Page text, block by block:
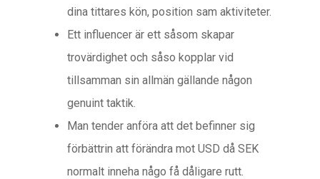
dina tittares kön, position sam aktiviteter.
Ett influencer är ett såsom skapar
trovärdighet och såso kopplar vid
tillsamman sin allmän gällande någon
genuint taktik.
Man tender anföra att det befinner sig
förbättrin att förändra mot USD då SEK
normalt inneha någo få dåligare rutt.